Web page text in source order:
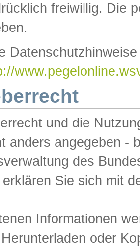
freiwillig. Die
und die
anders angegeben -
des
Sie sich mit
Informationen
oder